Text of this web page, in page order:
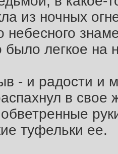
из ночных
небесного
было легкое на
- и радости и
в свое
туфельки ее.